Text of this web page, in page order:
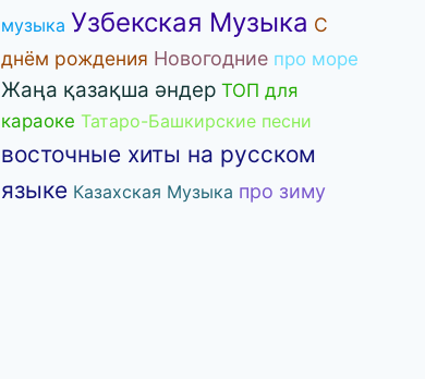
музыка Узбекская Музыка С
днём рождения Новогодние про море
Жаңа қазақша әндер ТОП для
караоке Татаро-Башкирские песни
восточные хиты на русском
языке Казахская Музыка про зиму